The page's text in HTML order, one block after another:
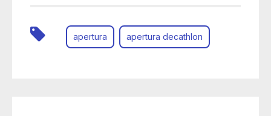
apertura apertura decathlon